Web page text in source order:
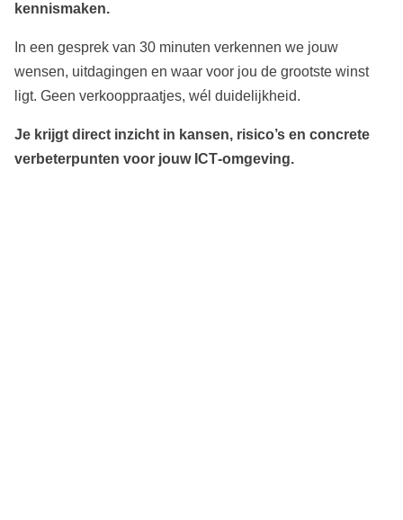
kennismaken.
In een gesprek van 30 minuten verkennen we jouw
wensen, uitdagingen en waar voor jou de grootste winst
ligt. Geen verkooppraatjes, wél duidelijkheid.
Je krijgt direct inzicht in kansen, risico’s en concrete
verbeterpunten voor jouw ICT‑omgeving.